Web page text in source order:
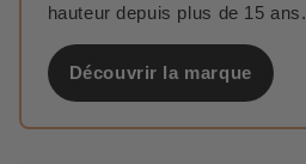
hauteur depuis plus de 15 ans.
Découvrir la marque